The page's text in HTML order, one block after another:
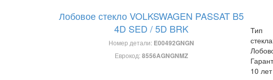
Лобовое стекло VOLKSWAGEN PASSAT B5
4D SED / 5D BRK
Номер детали: E00492GNGN
Еврокод:8556AGNGNMZ
Тип
10 лет